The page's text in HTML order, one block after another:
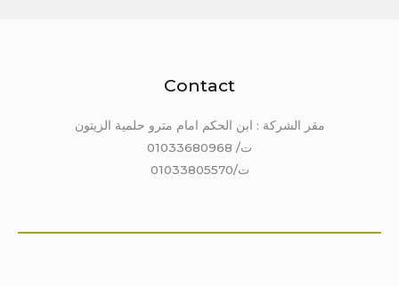
Contact
مقر الشركة : ابن الحكم امام مترو حلمية الزيتون
ت/ 01033680968
ت/01033805570